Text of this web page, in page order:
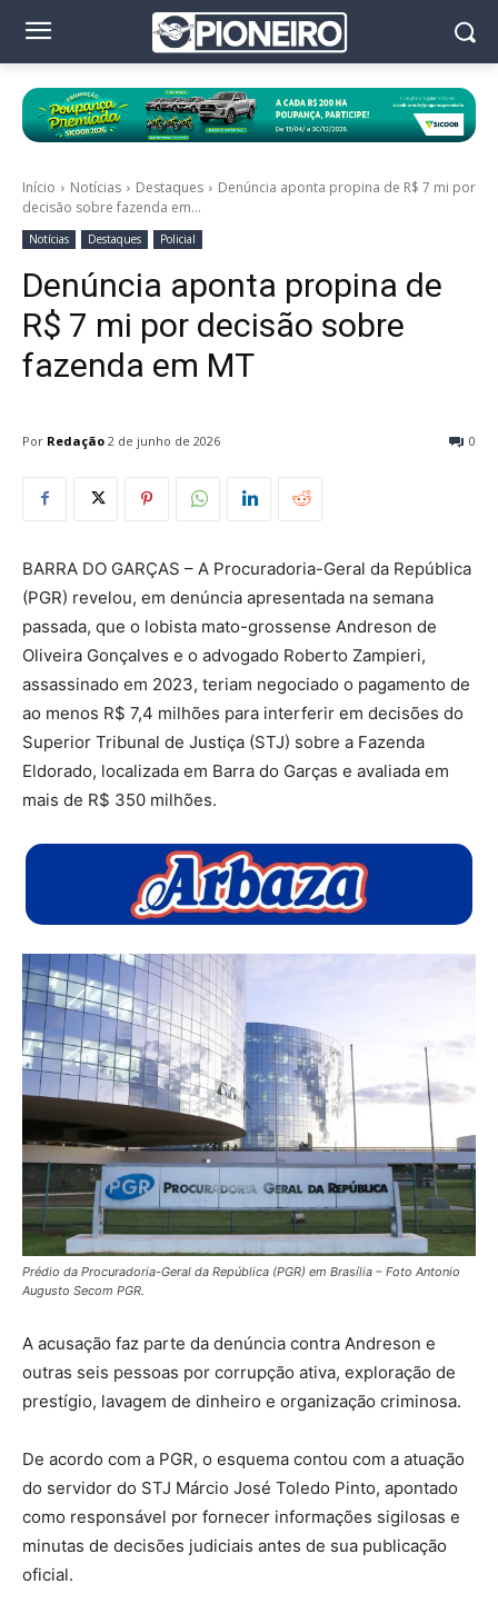
Início Notícias Destaques
Denúncia aponta propina de R$ 7 mi por
decisão sobre fazenda em...
Notícias Destaques Policial
Denúncia aponta propina de
R$ 7 mi por decisão sobre
fazenda em MT
Por Redação 0
2 de junho de 2026
BARRA DO GARÇAS – A Procuradoria-Geral da República
(PGR) revelou, em denúncia apresentada na semana
passada, que o lobista mato-grossense Andreson de
Oliveira Gonçalves e o advogado Roberto Zampieri,
assassinado em 2023, teriam negociado o pagamento de
ao menos R$ 7,4 milhões para interferir em decisões do
Superior Tribunal de Justiça (STJ) sobre a Fazenda
Eldorado, localizada em Barra do Garças e avaliada em
mais de R$ 350 milhões.
Prédio da Procuradoria-Geral da República (PGR) em Brasília – Foto Antonio
Augusto Secom PGR.
A acusação faz parte da denúncia contra Andreson e
outras seis pessoas por corrupção ativa, exploração de
prestígio, lavagem de dinheiro e organização criminosa.
De acordo com a PGR, o esquema contou com a atuação
do servidor do STJ Márcio José Toledo Pinto, apontado
como responsável por fornecer informações sigilosas e
minutas de decisões judiciais antes de sua publicação
oficial.